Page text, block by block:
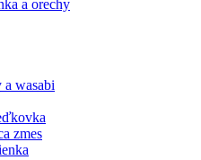
a orechy
a wasabi
zmes